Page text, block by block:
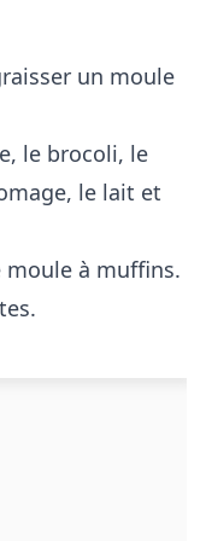
un moule
le brocoli, le
le lait et
à muffins.